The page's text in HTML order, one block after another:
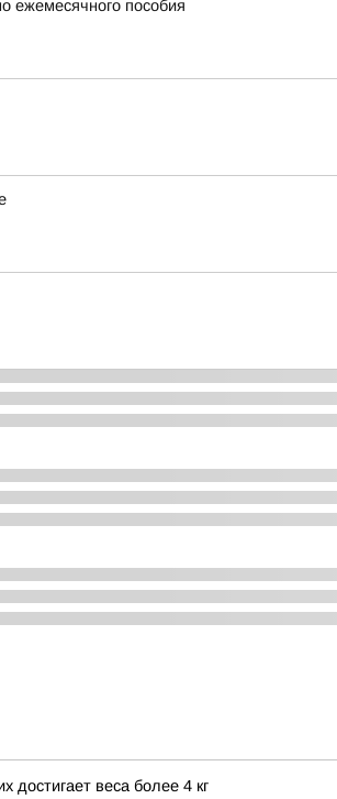
ежемесячного пособия
достигает веса более 4 кг